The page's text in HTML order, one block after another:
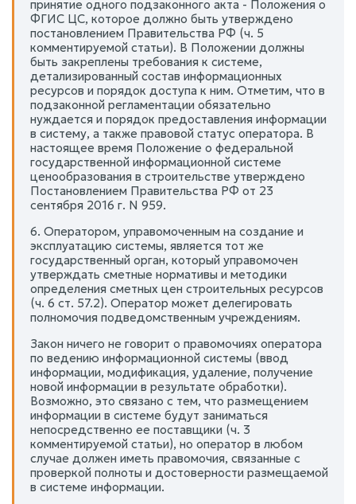
принятие одного подзаконного акта - Положения о
ФГИС ЦС, которое должно быть утверждено
постановлением Правительства РФ (ч. 5
комментируемой статьи). В Положении должны
быть закреплены требования к системе,
детализированный состав информационных
ресурсов и порядок доступа к ним. Отметим, что в
подзаконной регламентации обязательно
нуждается и порядок предоставления информации
в систему, а также правовой статус оператора. В
настоящее время Положение о федеральной
государственной информационной системе
ценообразования в строительстве утверждено
Постановлением Правительства РФ от 23
сентября 2016 г. N 959.
6. Оператором, управомоченным на создание и
эксплуатацию системы, является тот же
государственный орган, который управомочен
утверждать сметные нормативы и методики
определения сметных цен строительных ресурсов
(ч. 6 ст. 57.2). Оператор может делегировать
полномочия подведомственным учреждениям.
Закон ничего не говорит о правомочиях оператора
по ведению информационной системы (ввод
информации, модификация, удаление, получение
новой информации в результате обработки).
Возможно, это связано с тем, что размещением
информации в системе будут заниматься
непосредственно ее поставщики (ч. 3
комментируемой статьи), но оператор в любом
случае должен иметь правомочия, связанные с
проверкой полноты и достоверности размещаемой
в системе информации.